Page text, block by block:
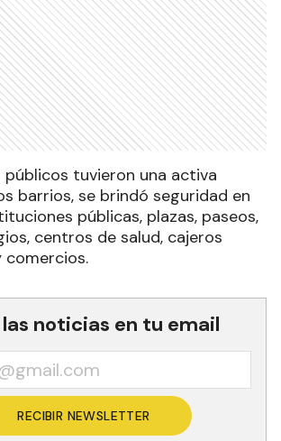
públicos tuvieron una activa
barrios, se brindó seguridad en
públicas, plazas, paseos,
centros de salud, cajeros
noticias en tu email
RECIBIR NEWSLETTER